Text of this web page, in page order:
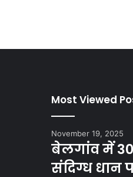
Most Viewed
November 19, 2025
बेलगांव में
संदिग्ध धान